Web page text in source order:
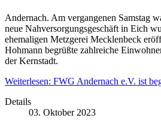
Andernach. Am vergangenen Samstag
neue Nahversorgungsgeschäft in Eich
ehemaligen Metzgerei Mecklenbeck
Hohmann begrüßte zahlreiche
der Kernstadt.
Weiterlesen: FWG Andernach e.V. ist
Details
03. Oktober 2023